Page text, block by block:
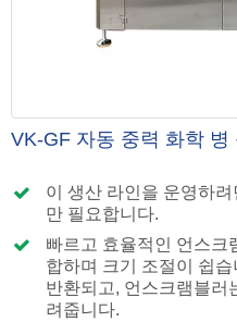
VK-GF 자동 중력 화학 병
이 생산 라인을 운영하
만 필요합니다.
빠르고 효율적인 언스크
합하며 크기 조절이 쉽
반환되고, 언스크램블러
려줍니다.